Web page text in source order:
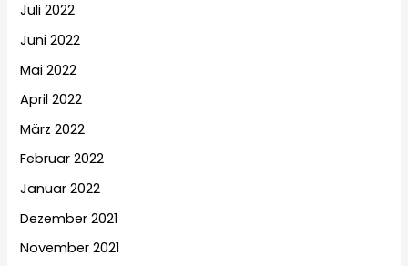
Juli 2022
Juni 2022
Mai 2022
April 2022
März 2022
Februar 2022
Januar 2022
Dezember 2021
November 2021